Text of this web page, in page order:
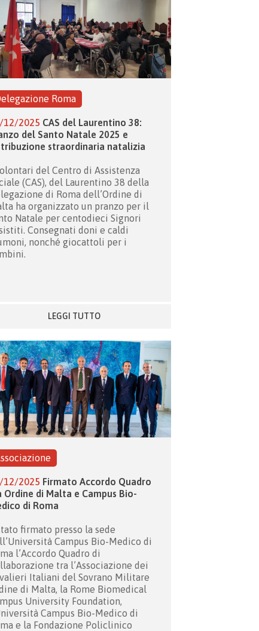
Roma
12/2025 CAS del Laurentino 38:
del Santo Natale 2025 e
straordinaria natalizia
del Centro di Assistenza
(CAS), del Laurentino 38 della
di Roma dell’Ordine di
ha organizzato un pranzo per il
Natale per centodieci Signori
Consegnati doni e caldi
nonché giocattoli per i
LEGGI TUTTO
12/2025 Firmato Accordo Quadro
Ordine di Malta e Campus Bio-
di Roma
firmato presso la sede
Campus Bio-Medico di
l’Accordo Quadro di
tra l’Associazione dei
Italiani del Sovrano Militare
di Malta, la Rome Biomedical
University Foundation,
Campus Bio-Medico di
e la Fondazione Policlinico